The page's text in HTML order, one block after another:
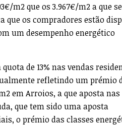
m2 que os 3.967€/m2 a que se
que os compradores estão
um desempenho energético
de 13% nas vendas
refletindo um prémio
em Arroios, a que aposta nas
que tem sido uma aposta
o prémio das classes